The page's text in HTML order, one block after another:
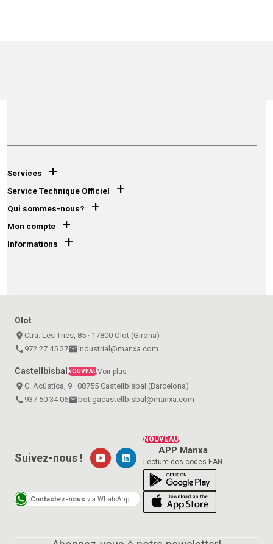
Services +
Service Technique Officiel +
Qui sommes-nous? +
Mon compte +
Informations +
Olot
place Ctra. Les Tries, 85 · 17800 Olot (Girona)
call 972 27 45 27emailindustrial@manxa.com
Castellbisbal NOUVEAUVoir plus
place C. Acústica, 9 · 08755 Castellbisbal (Barcelona)
call 937 50 34 06email botigacastellbisbal@manxa.com
NOUVEAU!
APP Manxa
Lecture des codes EAN
Suivez-nous !
Contactez-nous via WhatsApp